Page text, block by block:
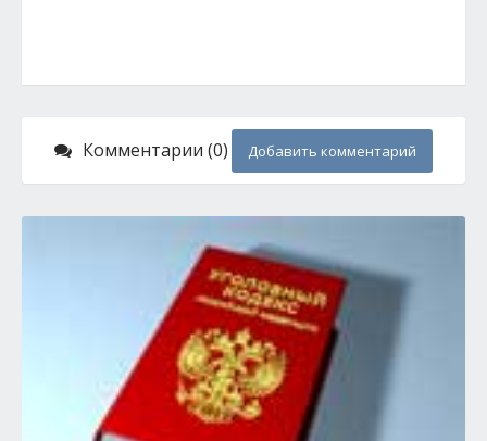
Комментарии (0) Добавить комментарий